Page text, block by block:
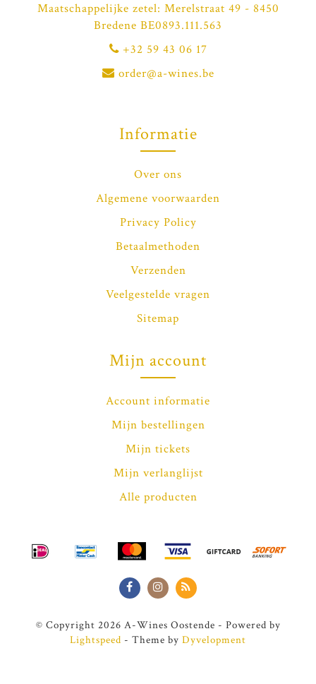
Maatschappelijke zetel: Merelstraat 49 - 8450
Bredene BE0893.111.563
+32 59 43 06 17
order@a-wines.be
Informatie
Over ons
Algemene voorwaarden
Privacy Policy
Betaalmethoden
Verzenden
Veelgestelde vragen
Sitemap
Mijn account
Account informatie
Mijn bestellingen
Mijn tickets
Mijn verlanglijst
Alle producten
© Copyright 2026 A-Wines Oostende - Powered by
Lightspeed - Theme by Dyvelopment